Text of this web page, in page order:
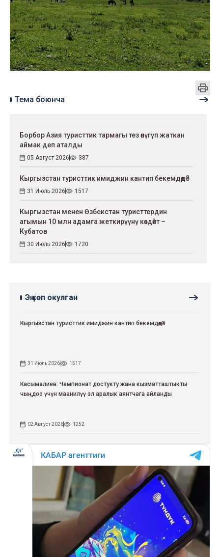
Тема боюнча
Борбор Азия туристтик тармагы тез өнүгүп жаткан
аймак деп аталды
05 Август 2026 387
Кыргызстан туристтик имиджин кантип бекемдөөдө?
31 Июль 2026 1517
Кыргызстан менен Өзбекстан туристтердин
агымын 10 млн адамга жеткирүүнү көздөйт –
Кубатов
30 Июль 2026 1720
Эң көп окулган
Кыргызстан туристтик имиджин кантип бекемдөөдө?
31 Июль 2026 1517
Касымалиев: Чемпионат достукту жана кызматташтыкты
чыңдоо үчүн маанилүү эл аралык аянтчага айланды
02 Август 2026 1252